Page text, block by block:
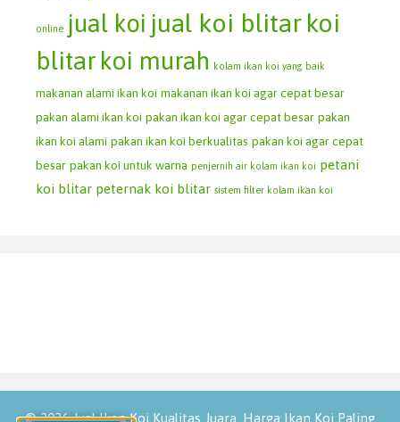
online jual koi jual koi blitar koi
blitar koi murah kolam ikan koi yang baik
makanan alami ikan koi makanan ikan koi agar cepat besar
pakan alami ikan koi pakan ikan koi agar cepat besar pakan
ikan koi alami pakan ikan koi berkualitas pakan koi agar cepat
besar pakan koi untuk warna penjernih air kolam ikan koi petani
koi blitar peternak koi blitar sistem filter kolam ikan koi
© 2026 Jual Ikan Koi Kualitas Juara. Harga Ikan Koi Paling